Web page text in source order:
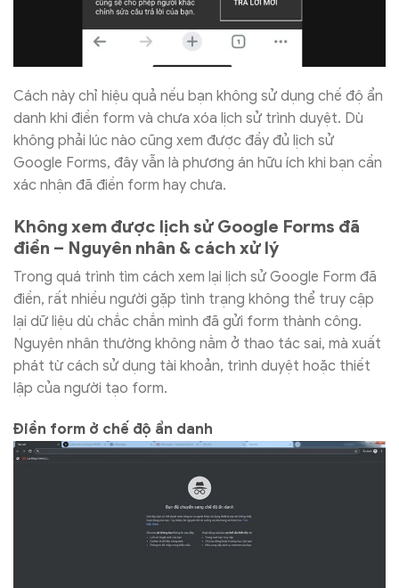
Cách này chỉ hiệu quả nếu bạn không sử dụng chế độ ẩn
danh khi điền form và chưa xóa lịch sử trình duyệt. Dù
không phải lúc nào cũng xem được đầy đủ lịch sử
Google Forms, đây vẫn là phương án hữu ích khi bạn cần
xác nhận đã điền form hay chưa.
Không xem được lịch sử Google Forms đã
điền – Nguyên nhân & cách xử lý
Trong quá trình tìm cách xem lại lịch sử Google Form đã
điền, rất nhiều người gặp tình trạng không thể truy cập
lại dữ liệu dù chắc chắn mình đã gửi form thành công.
Nguyên nhân thường không nằm ở thao tác sai, mà xuất
phát từ cách sử dụng tài khoản, trình duyệt hoặc thiết
lập của người tạo form.
Điền form ở chế độ ẩn danh